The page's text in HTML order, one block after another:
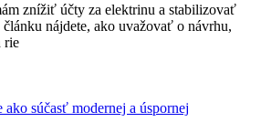
znížiť účty za elektrinu a stabilizovať
nájdete, ako uvažovať o návrhu,
rie